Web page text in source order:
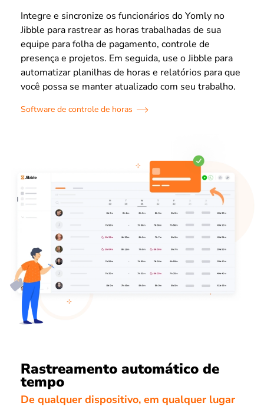
Integre e sincronize os funcionários do Yomly no
Jibble para rastrear as horas trabalhadas de sua
equipe para folha de pagamento, controle de
presença e projetos. Em seguida, use o Jibble para
automatizar planilhas de horas e relatórios para que
você possa se manter atualizado com seu trabalho.
Software de controle de horas
Rastreamento automático de
tempo
De qualquer dispositivo, em qualquer lugar